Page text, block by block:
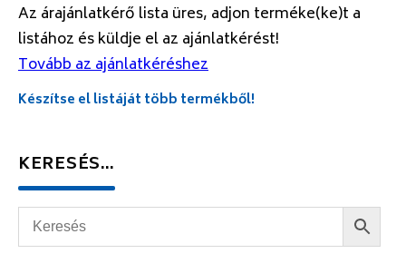
Az árajánlatkérő lista üres, adjon terméke(ke)t a
listához és küldje el az ajánlatkérést!
Tovább az ajánlatkéréshez
Készítse el listáját több termékből!
KERESÉS…